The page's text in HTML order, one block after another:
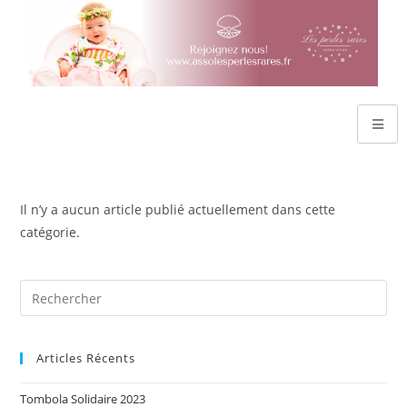
Il n’y a aucun article publié actuellement dans cette
catégorie.
Articles Récents
Tombola Solidaire 2023